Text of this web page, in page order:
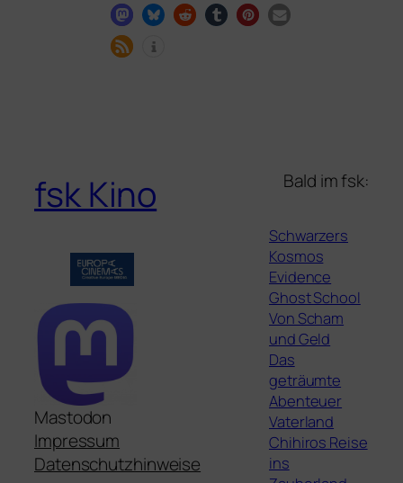
fsk Kino
Mastodon
Impressum
Datenschutzhinweise
Bald im fsk:
Schwarzers
Kosmos
Evidence
Ghost School
Von Scham
und Geld
Das
geträumte
Abenteuer
Vaterland
Chihiros Reise
ins